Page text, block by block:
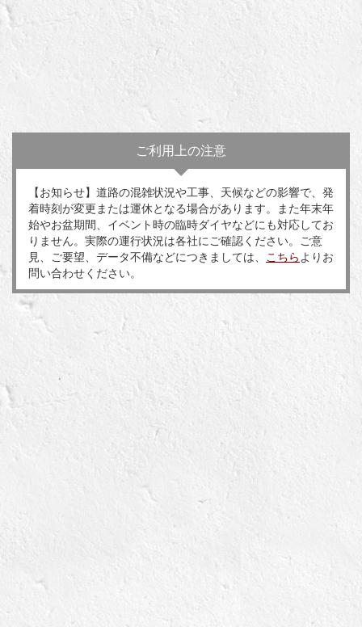
ご利用上の注意
【お知らせ】道路の混雑状況や工事、天候などの影響で、発
着時刻が変更または運休となる場合があります。また年末年
始やお盆期間、イベント時の臨時ダイヤなどにも対応してお
りません。実際の運行状況は各社にご確認ください。ご意
見、ご要望、データ不備などにつきましては、
こちら よりお
問い合わせください。